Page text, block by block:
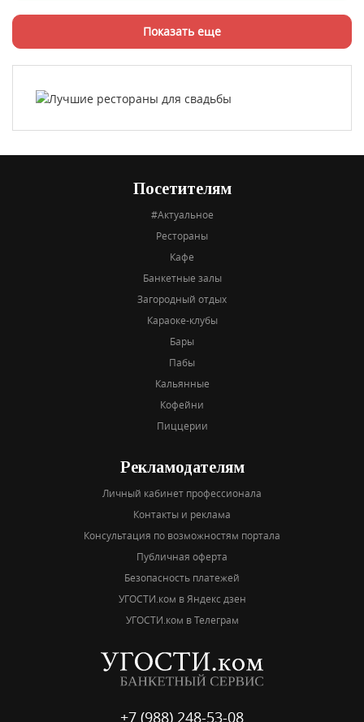
Показать еще
Посетителям
#Актуальное
Рестораны
Кафе
Банкетные залы
Загородный отдых
Караоке-клубы
Бары
Пабы
Кальянные
Кофейни
Пиццерии
Рекламодателям
Личный кабинет профессионала
Контакты и реклама
Консультация по возможностям портала
Публичная оферта
Безопасность платежей
УГОСТИ.ком в Яндекс дзен
УГОСТИ.ком в Телеграм
+7 (988) 248-53-08